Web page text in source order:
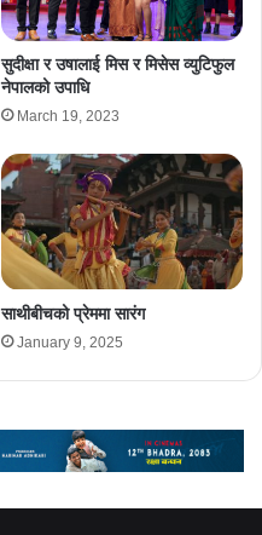
सुदीक्षा र उषालाई मिस र मिसेस व्युटिफुल
नेपालको उपाधि
March 19, 2023
साथीबीचको प्रेममा सारंग
January 9, 2025